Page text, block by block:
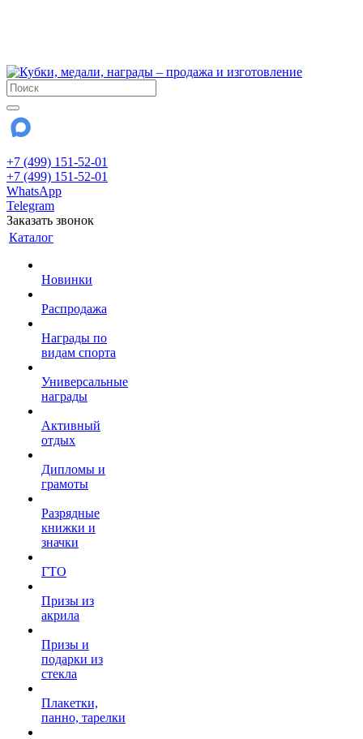
+7 (499) 151-52-01
+7 (499) 151-52-01
WhatsApp
Telegram
Заказать звонок
Каталог
Новинки
Распродажа
Награды по
видам спорта
Универсальные
награды
Активный
отдых
Дипломы и
грамоты
Разрядные
книжки и
значки
ГТО
Призы из
акрила
Призы и
подарки из
стекла
Плакетки,
панно, тарелки